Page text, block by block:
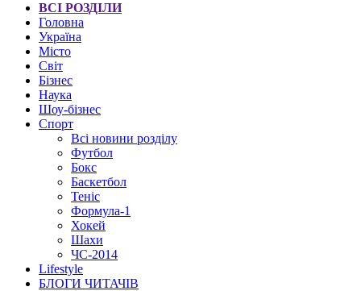
ВСІ РОЗДІЛИ
Головна
Україна
Місто
Світ
Бізнес
Наука
Шоу-бізнес
Спорт
Всі новини розділу
Футбол
Бокс
Баскетбол
Теніс
Формула-1
Хокей
Шахи
ЧС-2014
Lifestyle
БЛОГИ ЧИТАЧІВ